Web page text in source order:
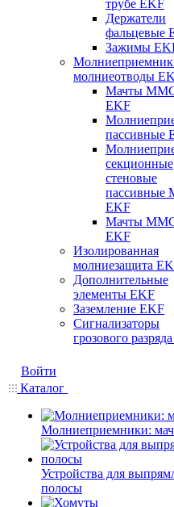
трубе EKF
Держатели
фальцевые
Зажимы
молниеотводы
Мачты
EKF
пассивные
секционные
стеновые
EKF
Мачты
EKF
Изолированная
молниезащита
Дополнительные
элементы EKF
Заземление EKF
Сигнализаторы
грозового
Войти
Каталог
Молниеприемники:
Устройства для
полосы